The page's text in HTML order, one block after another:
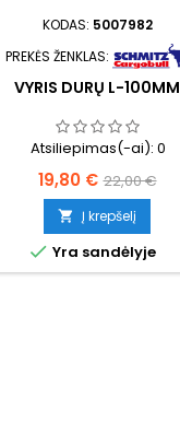
KODAS: 5007982
PREKĖS ŽENKLAS:
VYRIS DURŲ L-100MM
Atsiliepimas(-ai): 0
Kaina
19,80 € Bazinė
kaina
22,00 €
 Į krepšelį
 Yra sandėlyje